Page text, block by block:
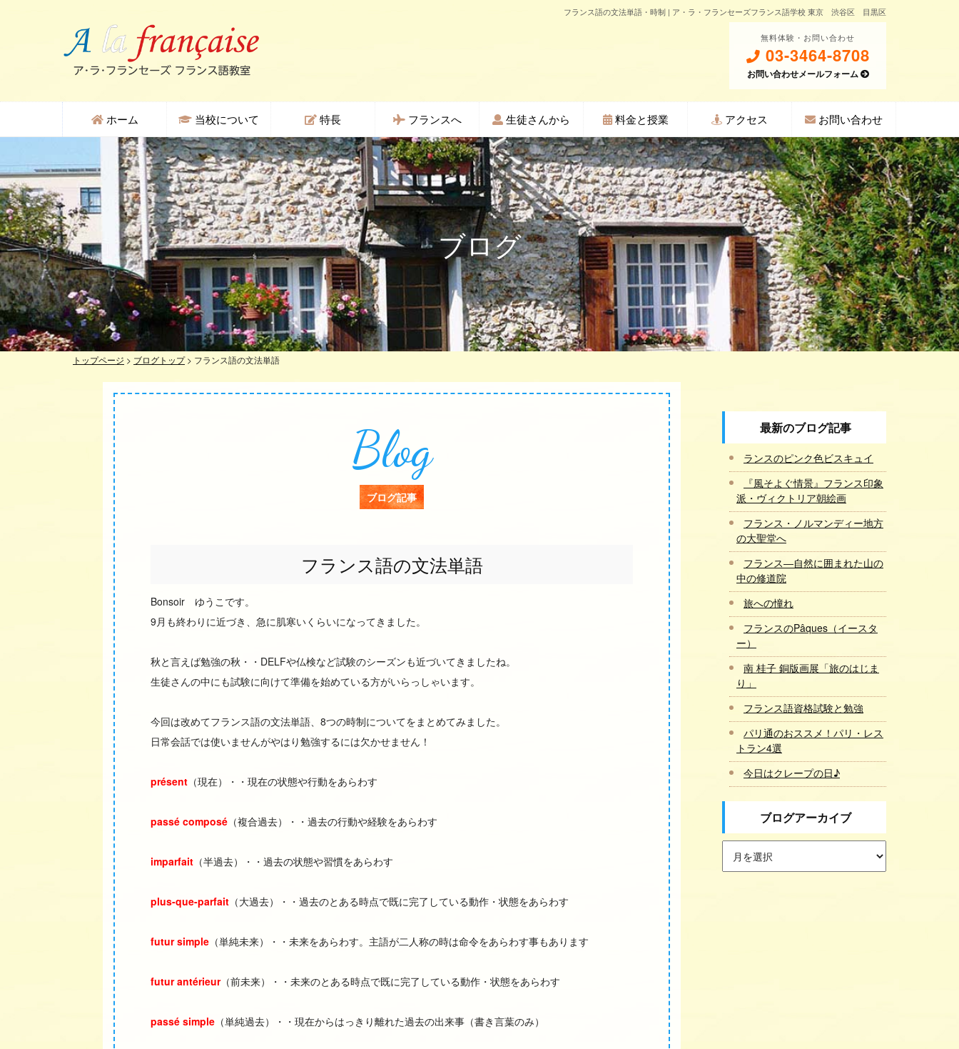
フランス語の文法単語・時制 | ア・ラ・フランセーズフランス語学校 東京 渋谷区 目黒区
無料体験・お問い合わせ
03-3464-8708
お問い合わせメールフォーム
ホーム 当校について 特長 フランスへ 生徒さんから 料金と授業 アクセス お問い合わせ
ブログ
トップページ > ブログトップ> フランス語の文法単語
Blog
ブログ記事
フランス語の文法単語
Bonsoir ゆうこです。
9月も終わりに近づき、急に肌寒いくらいになってきました。
秋と言えば勉強の秋・・DELFや仏検など試験のシーズンも近づいてきましたね。
生徒さんの中にも試験に向けて準備を始めている方がいらっしゃいます。
今回は改めてフランス語の文法単語、8つの時制についてをまとめてみました。
日常会話では使いませんがやはり勉強するには欠かせません！
présent （現在）・・現在の状態や行動をあらわす
passé composé （複合過去）・・過去の行動や経験をあらわす
imparfait （半過去）・・過去の状態や習慣をあらわす
plus-que-parfait （大過去）・・過去のとある時点で既に完了している動作・状態をあらわす
futur simple （単純未来）・・未来をあらわす。主語が二人称の時は命令をあらわす事もあります
futur antérieur（前未来）・・未来のとある時点で既に完了している動作・状態をあらわす
passé simple （単純過去）・・現在からはっきり離れた過去の出来事（書き言葉のみ）
最新のブログ記事
ランスのピンク色ビスキュイ
『風そよぐ情景』フランス印象
派・ヴィクトリア朝絵画
フランス・ノルマンディー地方
の大聖堂へ
フランス―自然に囲まれた山の
中の修道院
旅への憧れ
フランスのPâques（イースタ
ー）
南 桂子 銅版画展「旅のはじま
り」
フランス語資格試験と勉強
パリ通のおススメ！パリ・レス
トラン4選
今日はクレープの日♪
ブログアーカイブ